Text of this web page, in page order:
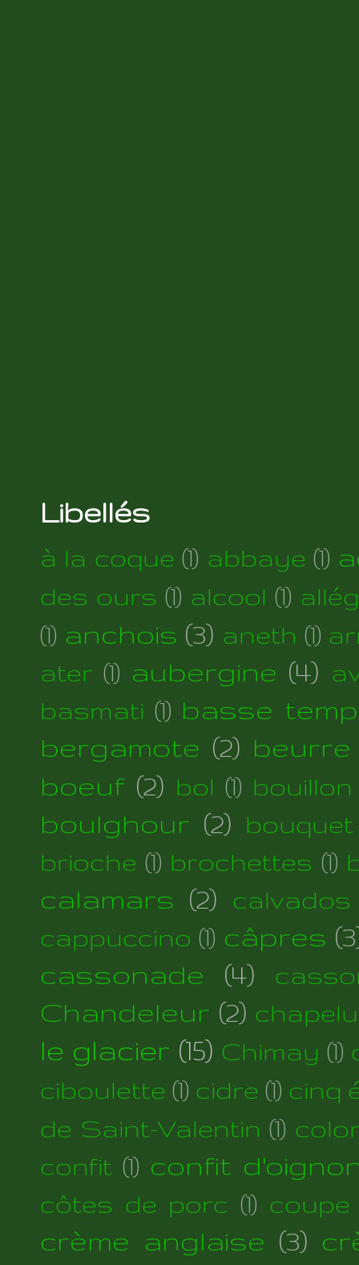
Libellés
à la coque (1) abbaye (1)
des ours (1) alcool (1)
(1) anchois (3) aneth (1)
ater (1) aubergine (4)
basmati (1) basse
bergamote (2) beurre
boeuf (2) bol (1) bouillon
boulghour (2)
brioche (1) brochettes (1)
calamars (2)
calvados
cappuccino (1) câpres
cassonade
(4)
Chandeleur (2)
le glacier (15) Chimay (1)
ciboulette (1) cidre (1) cinq
de Saint-Valentin (1)
confit (1) confit
côtes de porc (1) coupe
crème anglaise (3)